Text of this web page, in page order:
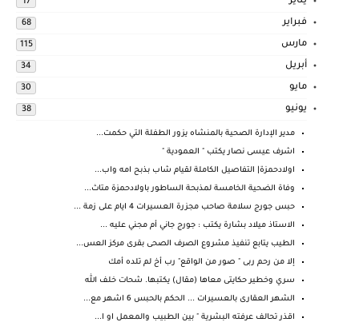
فبراير 68
مارس 115
أبريل 34
مايو 30
يونيو 38
مدير الإدارة الصحية بالمنشاه يزور الطفلة التي حكمت...
اشرف عيسى نصار يكتب " العمودية "
اولادحمزة| التفاصيل الكاملة لقيام شاب بذبح امه واب...
وفاة الضحية الخامسة لمذبحة الساطور باولادحمزة متاث...
حبس جورج سلامة صاحب مجزرة العسيرات 4 ايام على زمة ...
الاستاذ ميلاد بشارة يكتب : جورج جاني أم مجني عليه ...
الطيب يتابع تنفيذ مشروع الصرف الصحى بقرى مركز العس...
إلا من رحم ربى " صور من الواقع" رب أخ لم تلده أمك
سري وخطير حكايتى معاها (مقال) يكتبها. شحات خلف الله
الشهر العقارى بالعسيرات ... الحكم بالحبس 6 اشهر مع...
اقذر تحالف عرفته البشرية " بين الطبيب والمعمل او ا...